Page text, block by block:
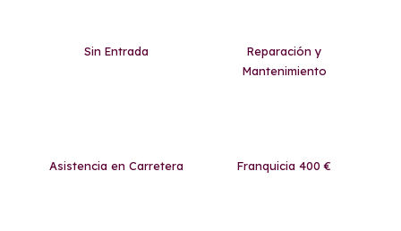
Sin Entrada
Reparación y
Mantenimiento
Asistencia en Carretera Franquicia 400 €